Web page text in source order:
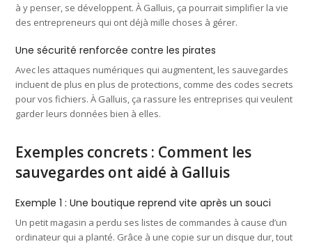
à y penser, se développent. À Galluis, ça pourrait simplifier la vie
des entrepreneurs qui ont déjà mille choses à gérer.
Une sécurité renforcée contre les pirates
Avec les attaques numériques qui augmentent, les sauvegardes
incluent de plus en plus de protections, comme des codes secrets
pour vos fichiers. À Galluis, ça rassure les entreprises qui veulent
garder leurs données bien à elles.
Exemples concrets : Comment les
sauvegardes ont aidé à Galluis
Exemple 1 : Une boutique reprend vite après un souci
Un petit magasin a perdu ses listes de commandes à cause d’un
ordinateur qui a planté. Grâce à une copie sur un disque dur, tout